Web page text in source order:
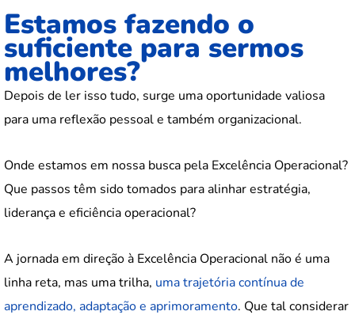
Estamos fazendo o
suficiente para sermos
melhores?
Depois de ler isso tudo, surge uma oportunidade valiosa
para uma reflexão pessoal e também organizacional.
Onde estamos em nossa busca pela Excelência Operacional?
Que passos têm sido tomados para alinhar estratégia,
liderança e eficiência operacional?
A jornada em direção à Excelência Operacional não é uma
linha reta, mas uma trilha, uma trajetória contínua de
aprendizado, adaptação e aprimoramento. Que tal considerar